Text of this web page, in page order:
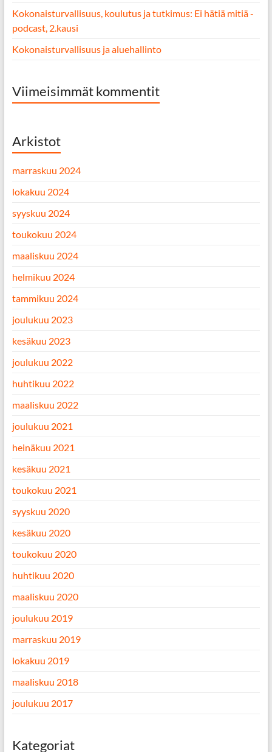
Kokonaisturvallisuus, koulutus ja tutkimus: Ei hätiä mitiä -
podcast, 2.kausi
Kokonaisturvallisuus ja aluehallinto
Viimeisimmät kommentit
Arkistot
marraskuu 2024
lokakuu 2024
syyskuu 2024
toukokuu 2024
maaliskuu 2024
helmikuu 2024
tammikuu 2024
joulukuu 2023
kesäkuu 2023
joulukuu 2022
huhtikuu 2022
maaliskuu 2022
joulukuu 2021
heinäkuu 2021
kesäkuu 2021
toukokuu 2021
syyskuu 2020
kesäkuu 2020
toukokuu 2020
huhtikuu 2020
maaliskuu 2020
joulukuu 2019
marraskuu 2019
lokakuu 2019
maaliskuu 2018
joulukuu 2017
Kategoriat